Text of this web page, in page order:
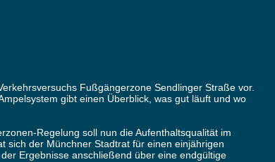
Fußgängerzone Sendlinger Straße vor.
gibt einen Überblick, was gut läuft und wo
Regelung soll nun die Aufenthaltsqualität im
sich der Münchner Stadtrat für einen einjährigen
Ergebnisse anschließend über eine endgültige